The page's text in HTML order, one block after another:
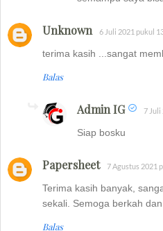
Unknown 6 Juli 2021 pukul
terima kasih ...sangat
Balas
Admin IG 7 Juli
Siap bosku
Papersheet 7 Agustus 2021
Terima kasih banyak,
sekali. Semoga berkah
Balas